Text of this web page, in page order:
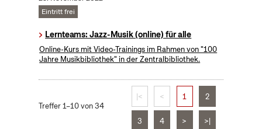
Eintritt frei
Lernteams: Jazz-Musik (online) für alle
Online-Kurs mit Video-Trainings im Rahmen von "100
Jahre Musikbibliothek" in der Zentralbibliothek.
Treffer 1–10 von 34
|< < 1 2
3 4 > >|